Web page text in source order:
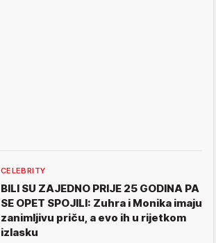
CELEBRITY
BILI SU ZAJEDNO PRIJE 25 GODINA PA
SE OPET SPOJILI: Zuhra i Monika imaju
zanimljivu priču, a evo ih u rijetkom
izlasku